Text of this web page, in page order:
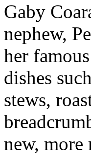
Gaby
nephew,
her
dishes
stews,
new, more